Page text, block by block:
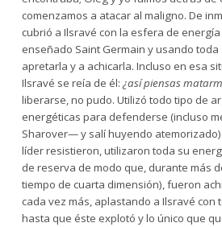
comenzamos a atacar al maligno. De
cubrió a Ilsravé con la esfera de
enseñado Saint Germain y usando
apretarla y a achicarla. Incluso en esa
Ilsravé se reía de él: ¿así piensas
liberarse, no pudo. Utilizó todo tipo de
energéticas para defenderse (incluso
Sharover— y salí huyendo
líder resistieron, utilizaron toda su
de reserva de modo que, durante más
tiempo de cuarta dimensión), fueron
cada vez más, aplastando a Ilsravé con
hasta que éste explotó y lo único que